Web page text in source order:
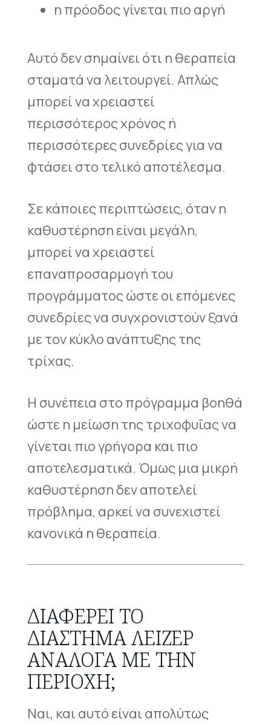
η πρόοδος γίνεται πιο αργή
Αυτό δεν σημαίνει ότι η θεραπεία
σταματά να λειτουργεί. Απλώς
μπορεί να χρειαστεί
περισσότερος χρόνος ή
περισσότερες συνεδρίες για να
φτάσει στο τελικό αποτέλεσμα.
Σε κάποιες περιπτώσεις, όταν η
καθυστέρηση είναι μεγάλη,
μπορεί να χρειαστεί
επαναπροσαρμογή του
προγράμματος ώστε οι επόμενες
συνεδρίες να συγχρονιστούν ξανά
με τον κύκλο ανάπτυξης της
τρίχας.
Η συνέπεια στο πρόγραμμα βοηθά
ώστε η μείωση της τριχοφυΐας να
γίνεται πιο γρήγορα και πιο
αποτελεσματικά. Όμως μια μικρή
καθυστέρηση δεν αποτελεί
πρόβλημα, αρκεί να συνεχιστεί
κανονικά η θεραπεία.
ΔΙΑΦΈΡΕΙ ΤΟ
ΔΙΆΣΤΗΜΑ ΛΕΙΖΕΡ
ΑΝΆΛΟΓΑ ΜΕ ΤΗΝ
ΠΕΡΙΟΧΉ;
Ναι, και αυτό είναι απολύτως